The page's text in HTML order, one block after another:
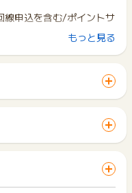
線申込を含む/ポイントサ
/虚偽/重複/入退会を繰り
の場合/
申し込み
ポイントタウンのサポート
について、広告主に直接
もっと見る
買い物が完了するまでの
に移動した場合はポイン
押した時とサービス・
ザが異なる場合はポイン
につき10円単位の金額
切り捨てとなり、ポイ